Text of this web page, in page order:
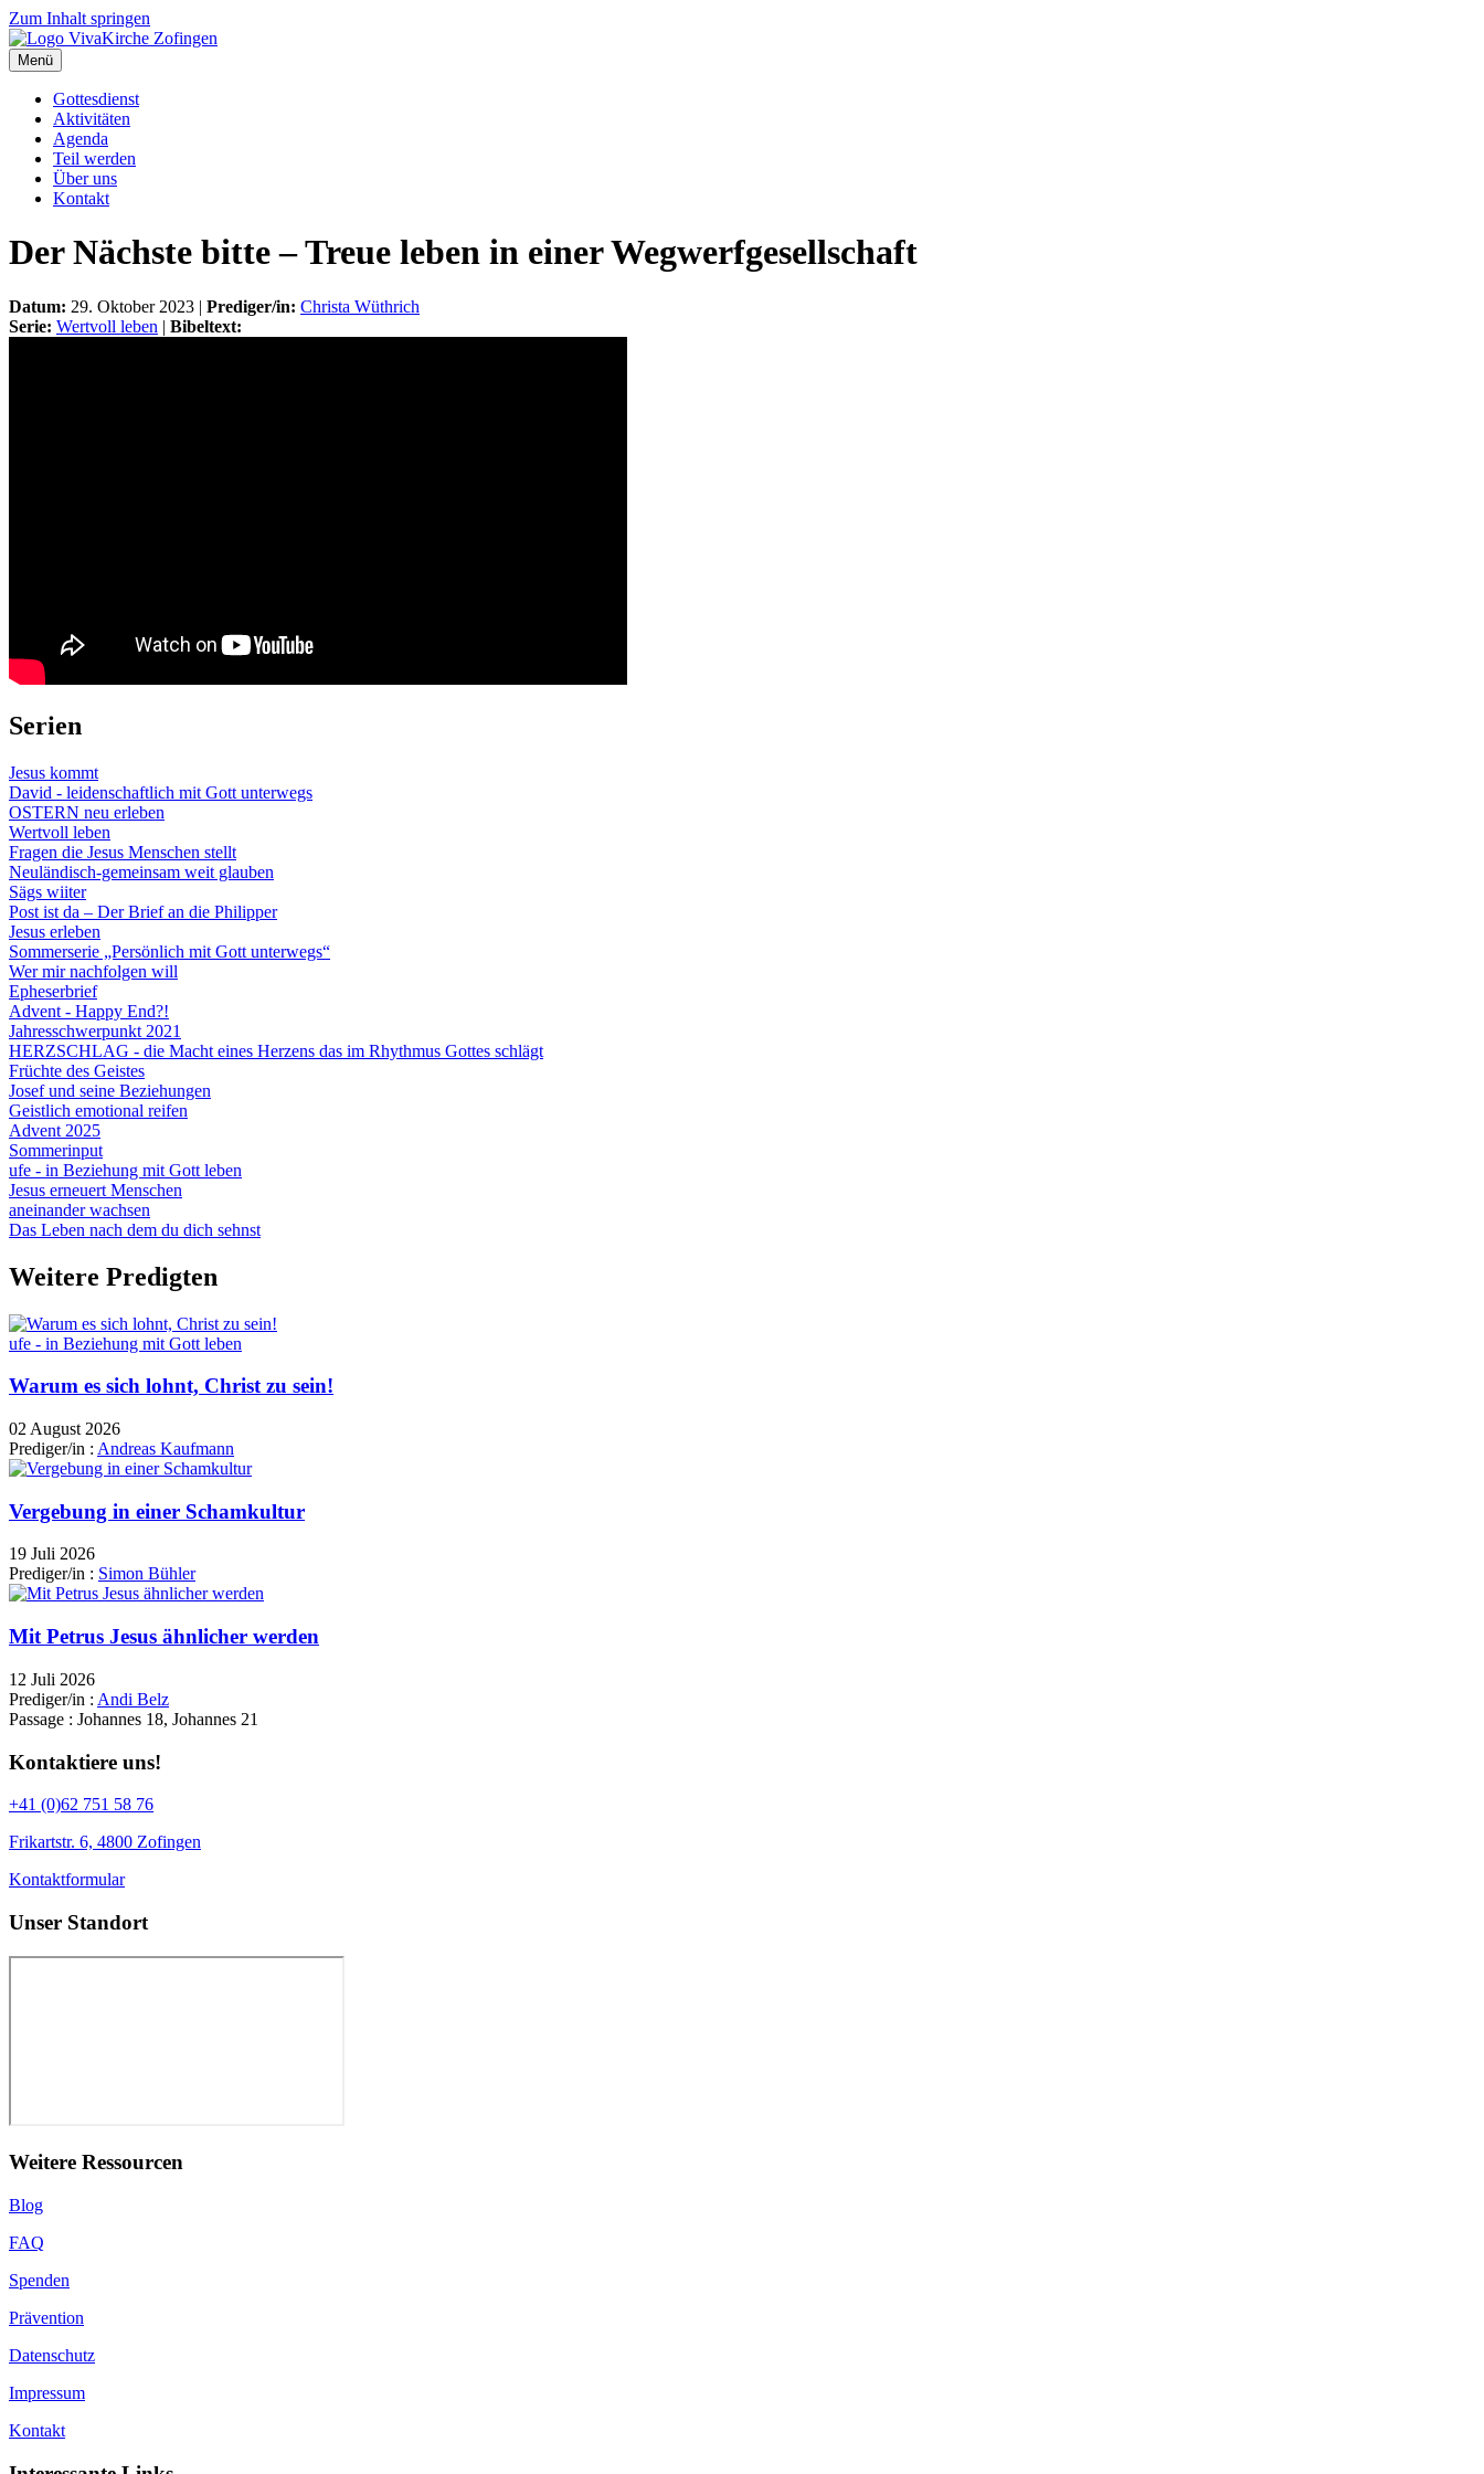
Zum Inhalt springen
Menü
Gottesdienst
Aktivitäten
Agenda
Teil werden
Über uns
Kontakt
Der Nächste bitte – Treue leben in einer Wegwerfgesellschaft
Datum: 29. Oktober 2023 | Prediger/in: Christa Wüthrich
Serie: Wertvoll leben | Bibeltext:
Serien
Jesus kommt
David - leidenschaftlich mit Gott unterwegs
OSTERN neu erleben
Wertvoll leben
Fragen die Jesus Menschen stellt
Neuländisch-gemeinsam weit glauben
Sägs wiiter
Post ist da – Der Brief an die Philipper
Jesus erleben
Sommerserie „Persönlich mit Gott unterwegs“
Wer mir nachfolgen will
Epheserbrief
Advent - Happy End?!
Jahresschwerpunkt 2021
HERZSCHLAG - die Macht eines Herzens das im Rhythmus Gottes schlägt
Früchte des Geistes
Josef und seine Beziehungen
Geistlich emotional reifen
Advent 2025
Sommerinput
ufe - in Beziehung mit Gott leben
Jesus erneuert Menschen
aneinander wachsen
Das Leben nach dem du dich sehnst
Weitere Predigten
ufe - in Beziehung mit Gott leben
Warum es sich lohnt, Christ zu sein!
02 August 2026
Prediger/in : Andreas Kaufmann
Vergebung in einer Schamkultur
19 Juli 2026
Prediger/in : Simon Bühler
Mit Petrus Jesus ähnlicher werden
12 Juli 2026
Prediger/in : Andi Belz
Passage : Johannes 18, Johannes 21
Kontaktiere uns!
+41 (0)62 751 58 76
Frikartstr. 6, 4800 Zofingen
Kontaktformular
Unser Standort
Weitere Ressourcen
Blog
FAQ
Spenden
Prävention
Datenschutz
Impressum
Kontakt